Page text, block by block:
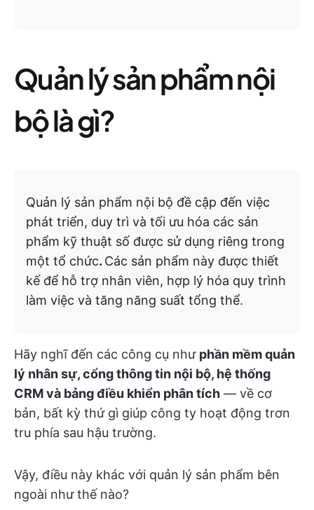
Quản lý sản phẩm nội
bộ là gì?
Quản lý sản phẩm nội bộ đề cập đến việc
phát triển, duy trì và tối ưu hóa các sản
phẩm kỹ thuật số được sử dụng riêng trong
một tổ chức. Các sản phẩm này được thiết
kế để hỗ trợ nhân viên, hợp lý hóa quy trình
làm việc và tăng năng suất tổng thể.
Hãy nghĩ đến các công cụ như phần mềm quản
lý nhân sự, cổng thông tin nội bộ, hệ thống
CRM và bảng điều khiển phân tích — về cơ
bản, bất kỳ thứ gì giúp công ty hoạt động trơn
tru phía sau hậu trường.
Vậy, điều này khác với quản lý sản phẩm bên
ngoài như thế nào?